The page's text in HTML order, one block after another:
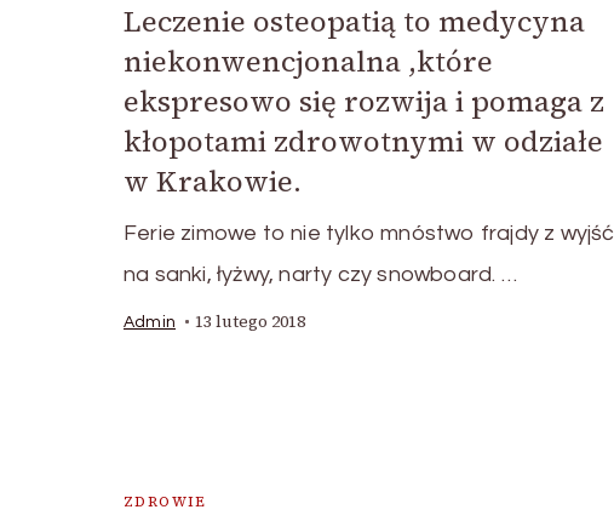
Leczenie osteopatią to medycyna
niekonwencjonalna ,które
ekspresowo się rozwija i pomaga z
kłopotami zdrowotnymi w odziałe
w Krakowie.
Ferie zimowe to nie tylko mnóstwo frajdy z wyjść
na sanki, łyżwy, narty czy snowboard. …
Admin 13 lutego 2018
ZDROWIE